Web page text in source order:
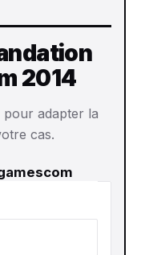
2014
pour adapter la
cas.